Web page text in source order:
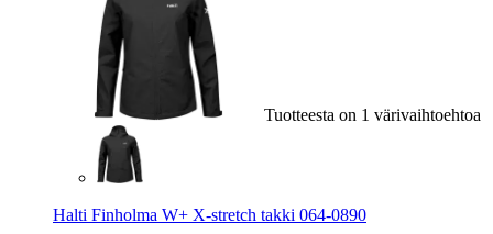
Tuotteesta on 1 värivaihtoehtoa
Halti Finholma W+ X-stretch takki 064-0890